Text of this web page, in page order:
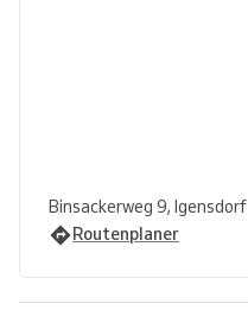
Binsackerweg 9, Igensdorf
Routenplaner